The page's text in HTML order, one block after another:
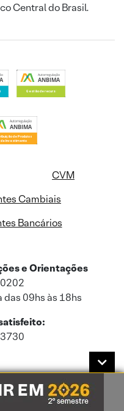
Central do Brasil.
CVM
Cambiais
Bancários
e Orientações
das 09hs às 18hs
acordo com a nossaPolítica de
de Privacidade.